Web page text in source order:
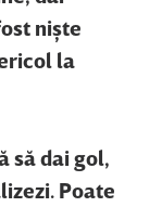
nişte
la
să dai gol,
Poate